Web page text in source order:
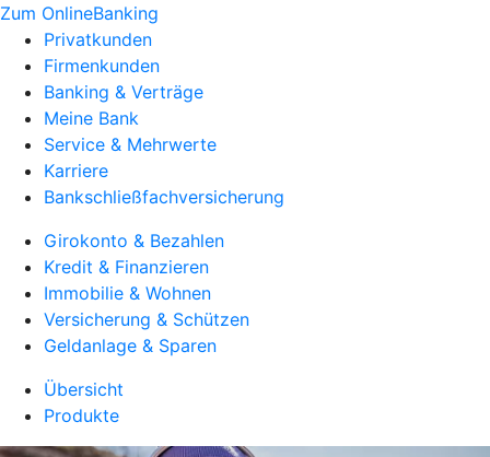
Zum OnlineBanking
Privatkunden
Firmenkunden
Banking & Verträge
Meine Bank
Service & Mehrwerte
Karriere
Bankschließfachversicherung
Girokonto & Bezahlen
Kredit & Finanzieren
Immobilie & Wohnen
Versicherung & Schützen
Geldanlage & Sparen
Übersicht
Produkte